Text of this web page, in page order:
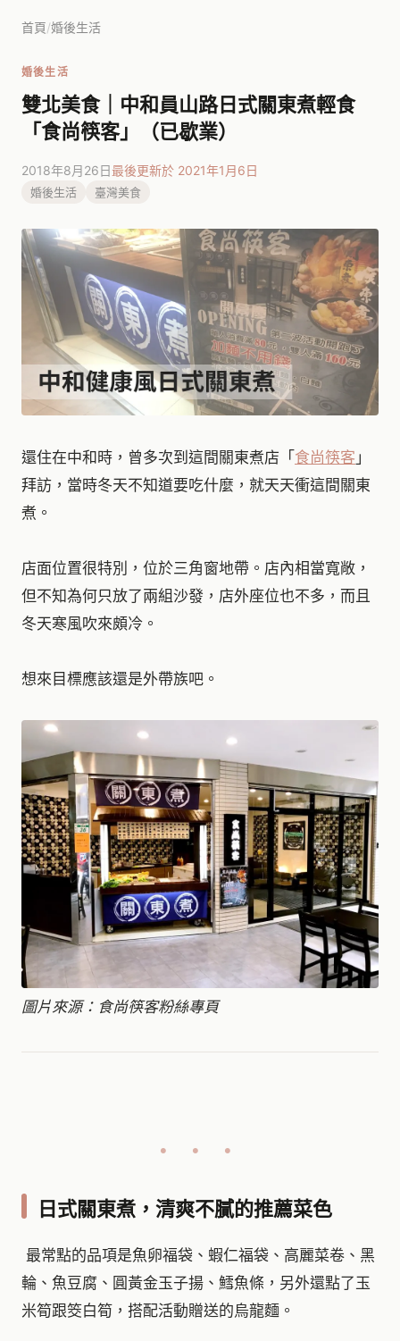
首頁/婚後生活
婚後生活
雙北美食｜中和員山路日式關東煮輕食
「食尚筷客」（已歇業）
2018年8月26日最後更新於 2021年1月6日
婚後生活 臺灣美食
還住在中和時，曾多次到這間關東煮店「 食尚筷客 」
拜訪，當時冬天不知道要吃什麼，就天天衝這間關東
煮。
店面位置很特別，位於三角窗地帶。店內相當寬敞，
但不知為何只放了兩組沙發，店外座位也不多，而且
冬天寒風吹來頗冷。
想來目標應該還是外帶族吧。
圖片來源：食尚筷客粉絲專頁
日式關東煮，清爽不膩的推薦菜色
最常點的品項是魚卵福袋、蝦仁福袋、高麗菜卷、黑
輪、魚豆腐、圓黃金玉子揚、鱈魚條，另外還點了玉
米筍跟筊白筍，搭配活動贈送的烏龍麵。